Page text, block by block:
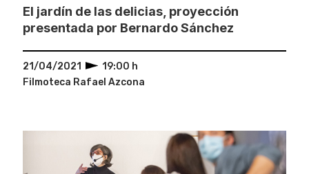
El jardín de las delicias, proyección
presentada por Bernardo Sánchez
21/04/2021
19:00 h
Filmoteca Rafael Azcona